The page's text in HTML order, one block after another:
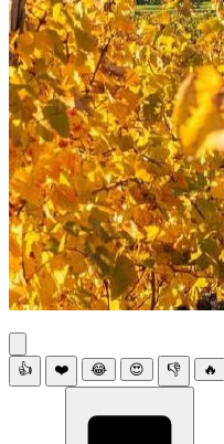
👍 ❤️ 😂 😍 👎 🔥